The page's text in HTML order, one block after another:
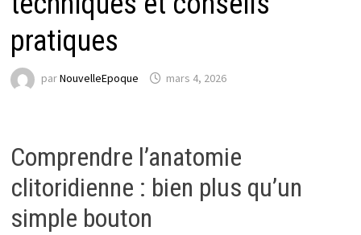
pratiques
parNouvelleEpoque mars 4, 2026
Comprendre l’anatomie
clitoridienne : bien plus qu’un
simple bouton